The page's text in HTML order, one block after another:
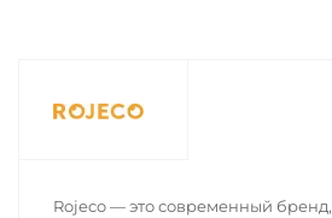
Rojeco — это современный бренд,